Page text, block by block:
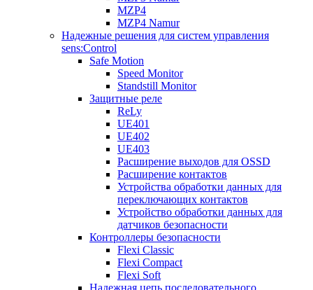
MZP4
MZP4 Namur
Надежные решения для систем управления
sens:Control
Safe Motion
Speed Monitor
Standstill Monitor
Защитные реле
ReLy
UE401
UE402
UE403
Расширение выходов для OSSD
Расширение контактов
Устройства обработки данных для
переключающих контактов
Устройство обработки данных для
датчиков безопасности
Контроллеры безопасности
Flexi Classic
Flexi Compact
Flexi Soft
Надежная цепь последовательного